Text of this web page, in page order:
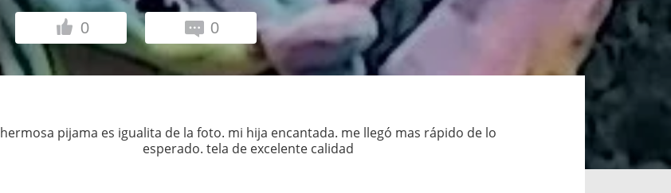
0 0
hermosa pijama es igualita de la foto. mi hija encantada. me llegó mas rápido de lo
esperado. tela de excelente calidad